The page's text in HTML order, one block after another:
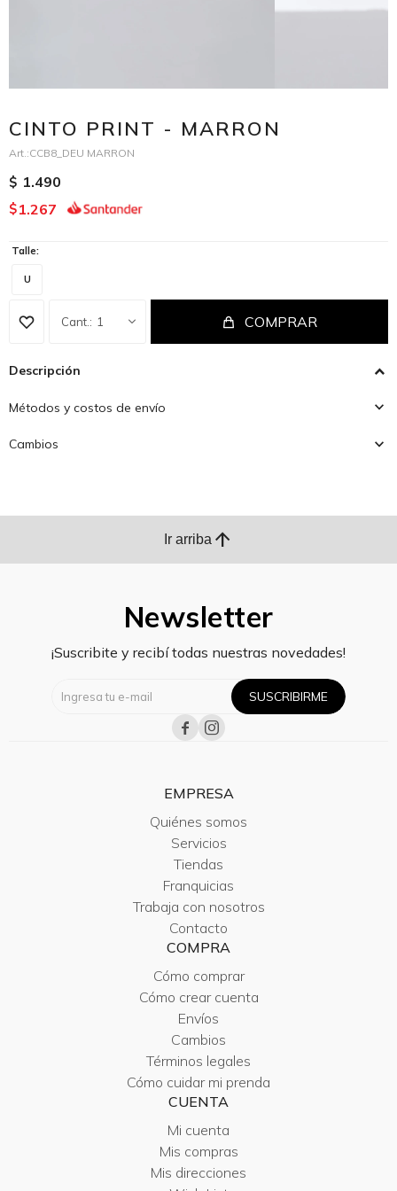
CINTO PRINT - MARRON
CCB8_DEU MARRON
$ 1.490
$1.267
Talle:
U
1 COMPRAR
Descripción
Métodos y costos de envío
Cambios
Ir arriba arrow_upward
Newsletter
¡Suscribite y recibí todas nuestras novedades!
SUSCRIBIRME
 
EMPRESA
Quiénes somos
Servicios
Tiendas
Franquicias
Trabaja con nosotros
Contacto
COMPRA
Cómo comprar
Cómo crear cuenta
Envíos
Cambios
Términos legales
Cómo cuidar mi prenda
CUENTA
Mi cuenta
Mis compras
Mis direcciones